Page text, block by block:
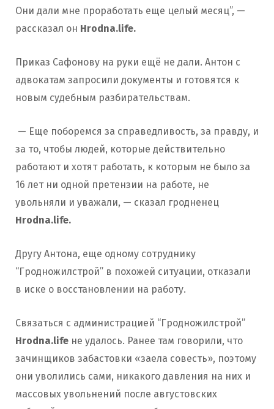
Они дали мне проработать еще целый месяц”, —
рассказал он Hrodna.life.
Приказ Сафонову на руки ещё не дали. Антон с
адвокатам запросили документы и готовятся к
новым судебным разбирательствам.
— Еще поборемся за справедливость, за правду, и
за то, чтобы людей, которые действительно
работают и хотят работать, к которым не было за
16 лет ни одной претензии на работе, не
увольняли и уважали, — сказал гродненец
Hrodna.life.
Другу Антона, еще одному сотруднику
“Гродножилстрой” в похожей ситуации, отказали
в иске о восстановлении на работу.
Связаться с администрацией “Гродножилстрой”
Hrodna.life не удалось. Ранее там говорили, что
зачинщиков забастовки «заела совесть», поэтому
они уволились сами, никакого давления на них и
массовых увольнений после августовских